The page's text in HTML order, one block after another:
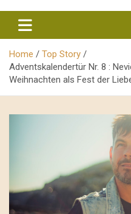
Home
Top Story
Adventskalendertür Nr. 8 :
Weihnachten als Fest der